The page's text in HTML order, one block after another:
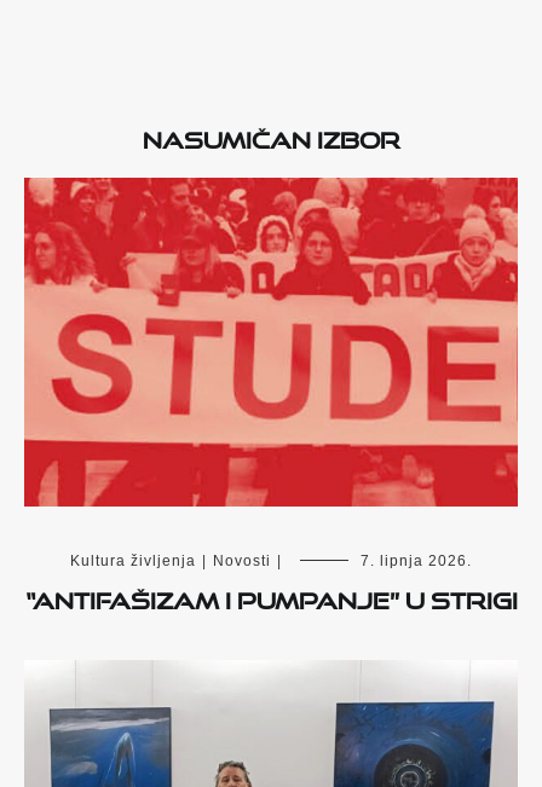
Nasumičan izbor
Kultura življenja Novosti 7. lipnja 2026.
“Antifašizam i pumpanje” u Strigi